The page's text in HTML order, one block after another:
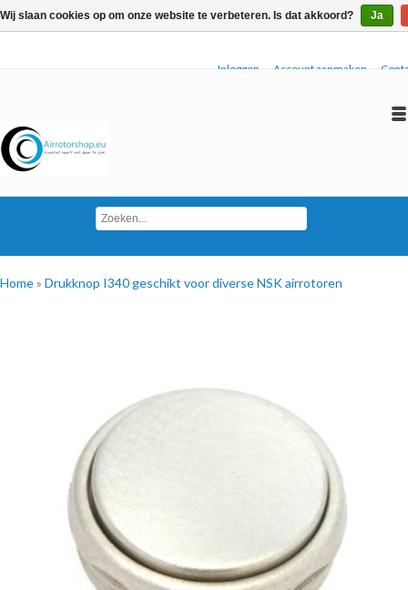
Inloggen Account aanmaken
Home» Drukknop I340 geschikt voor diverse NSK airrotoren
Wij slaan cookies op om onze website te verbeteren. Is dat akkoord? Ja